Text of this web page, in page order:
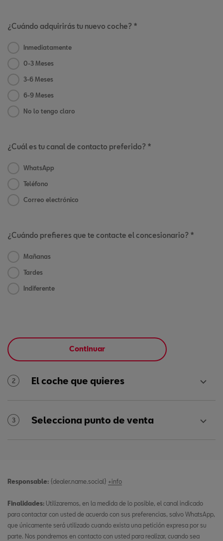
¿Cuándo adquirirás tu nuevo coche? *
Inmediatamente
0-3 Meses
3-6 Meses
6-9 Meses
No lo tengo claro
¿Cuál es tu canal de contacto preferido? *
WhatsApp
Teléfono
Correo electrónico
¿Cuándo prefieres que te contacte el concesionario? *
Mañanas
Tardes
Indiferente
Continuar
2 El coche que quieres
3 Selecciona punto de venta
Responsable: {dealer.name.social} +info
Finalidades: Utilizaremos, en la medida de lo posible, el canal indicado
para contactar con usted de acuerdo con sus preferencias, salvo WhatsApp,
que únicamente será utilizado cuando exista una petición expresa por su
parte. Nos pondremos en contacto con usted para realizar, cuando sea